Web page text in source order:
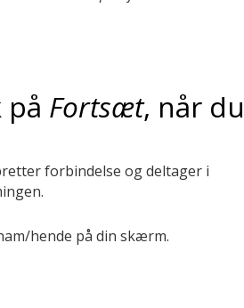
Fortsæt, når du
forbindelse og deltager i
hende på din skærm.